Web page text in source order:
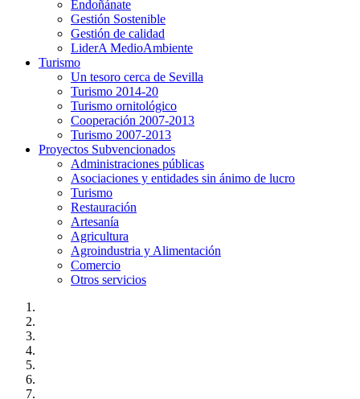
Endoñánate
Gestión Sostenible
Gestión de calidad
LiderA MedioAmbiente
Turismo
Un tesoro cerca de Sevilla
Turismo 2014-20
Turismo ornitológico
Cooperación 2007-2013
Turismo 2007-2013
Proyectos Subvencionados
Administraciones públicas
Asociaciones y entidades sin ánimo de lucro
Turismo
Restauración
Artesanía
Agricultura
Agroindustria y Alimentación
Comercio
Otros servicios